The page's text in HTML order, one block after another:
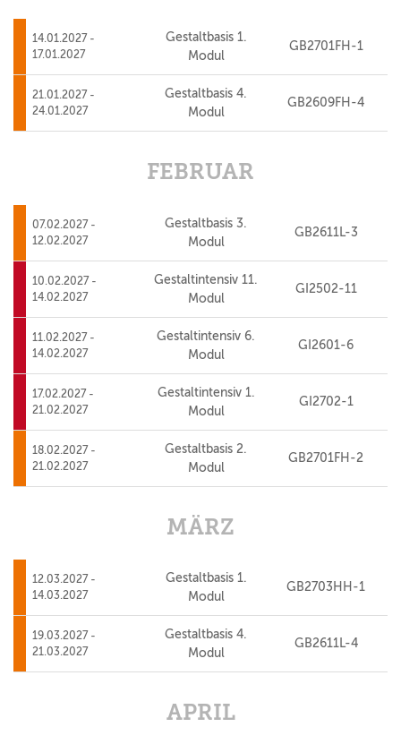
14.01.2027 -
17.01.2027
Gestaltbasis 1.
Modul
GB2701FH-1
21.01.2027 -
24.01.2027
Gestaltbasis 4.
Modul
GB2609FH-4
FEBRUAR
07.02.2027 -
12.02.2027
Gestaltbasis 3.
Modul
GB2611L-3
10.02.2027 -
14.02.2027
Gestaltintensiv 11.
Modul
GI2502-11
11.02.2027 -
14.02.2027
Gestaltintensiv 6.
Modul
GI2601-6
17.02.2027 -
21.02.2027
Gestaltintensiv 1.
Modul
GI2702-1
18.02.2027 -
21.02.2027
Gestaltbasis 2.
Modul
GB2701FH-2
MÄRZ
12.03.2027 -
14.03.2027
Gestaltbasis 1.
Modul
GB2703HH-1
19.03.2027 -
21.03.2027
Gestaltbasis 4.
Modul
GB2611L-4
APRIL